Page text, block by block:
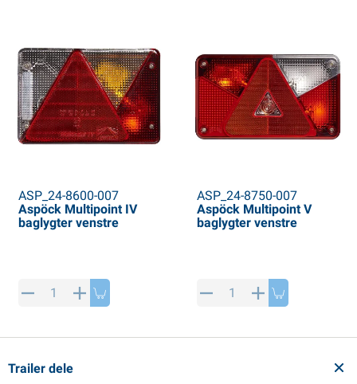
Trailer dele
ASP_24-8600-007
Aspöck Multipoint IV
baglygter venstre
ASP_24-8750-007
Aspöck Multipoint V
baglygter venstre